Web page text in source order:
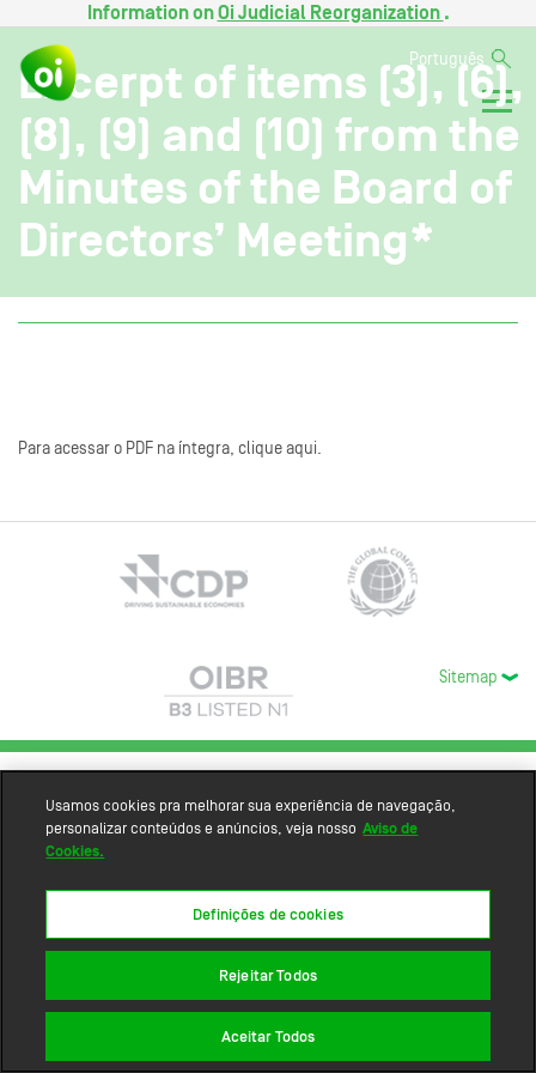
Information onOi Judicial Reorganization .
Português
Excerpt of items (3), (6),
(8), (9) and (10) from the
Minutes of the Board of
Directors’ Meeting*
Para acessar o PDF na íntegra, clique aqui.
Sitemap
Usamos cookies pra melhorar sua experiência de navegação,
personalizar conteúdos e anúncios, veja nosso Aviso de
Cookies.
Definições de cookies
Rejeitar Todos
Aceitar Todos